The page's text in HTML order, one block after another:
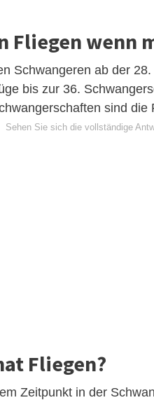
Fliegen wenn
Schwangeren ab der
bis zur 36.
sind
Sehen Sie sich die vollständige
Fliegen?
Zeitpunkt in der